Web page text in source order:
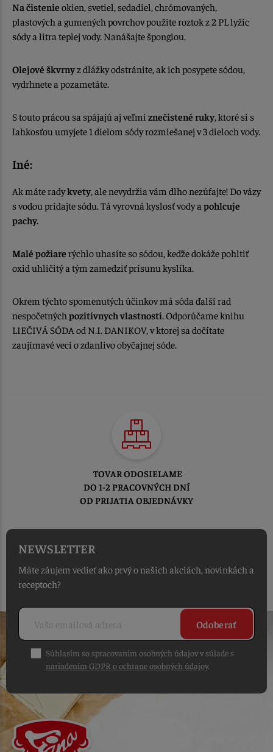
Na čistenie okien, svetiel, sedadiel, chrómovaných,
plastových a gumených povrchov použite roztok z 2 PL lyžíc
sódy a litra teplej vody. Nanášajte špongiou.
Olejové škvrnyz dlážky odstránite, ak ich posypete sódou,
vydrhnete a pozametáte.
S touto prácou sa spájajú aj veľmi znečistené ruky, ktoré si s
ľahkosťou umyjete 1 dielom sódy rozmiešanej v 3 dieloch vody.
Iné:
Ak máte radykvety, ale nevydržia vám dlho nezúfajte! Do vázy
s vodou pridajte sódu. Tá vyrovná kyslosť vody a pohlcuje
pachy.
Malé požiare rýchlo uhasíte so sódou, keďže dokáže pohltiť
oxid uhličitý a tým zamedziť prísunu kyslíka.
Okrem týchto spomenutých účinkov má sóda ďalší rad
nespočetných pozitívnych vlastností. Odporúčame knihu
LIEČIVÁ SÓDA od N.I. DANIKOV, v ktorej sa dočítate
zaujímavé veci o zdanlivo obyčajnej sóde.
TOVAR ODOSIELAME
DO 1-2 PRACOVNÝCH DNÍ
OD PRIJATIA OBJEDNÁVKY
NEWSLETTER
Máte záujem vedieť ako prvý o našich akciách, novinkách a
receptoch?
Odoberať
Súhlasím so spracovaním osobných údajov v súlade s
nariadením GDPR o ochrane osobných údajov.